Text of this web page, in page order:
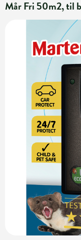
Mår Fri 50m2, til